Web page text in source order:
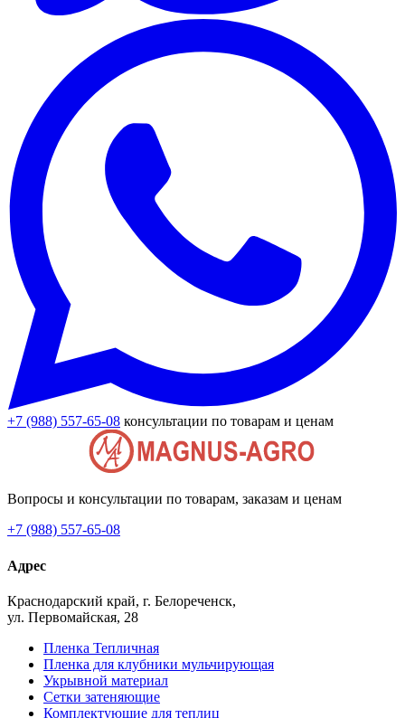
+7 (988) 557-65-08 консультации по товарам и ценам
Вопросы и консультации по товарам, заказам и ценам
+7 (988) 557-65-08
Адрес
Краснодарский край, г. Белореченск,
ул. Первомайская, 28
Пленка Тепличная
Пленка для клубники мульчирующая
Укрывной материал
Сетки затеняющие
Комплектующие для теплиц